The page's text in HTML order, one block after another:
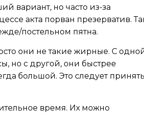
вариант, но часто из-за
акта порван презерватив.
постельном пятна.
они не такие жирные. С
но с другой, они быстрее
большой. Это следует
время. Их можно